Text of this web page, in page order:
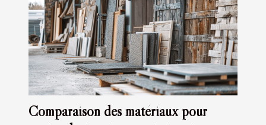
Comparaison des matériaux pour